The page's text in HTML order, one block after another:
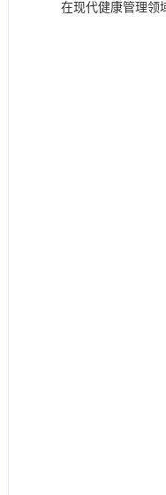
在现代健康管理领